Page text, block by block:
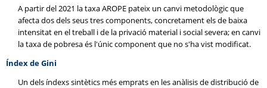
A partir del 2021 la taxa AROPE pateix un canvi metodològic que
afecta dos dels seus tres components, concretament els de baixa
intensitat en el treball i de la privació material i social severa; en canvi
la taxa de pobresa és l'únic component que no s'ha vist modificat.
Índex de Gini
Un dels índexs sintètics més emprats en les anàlisis de distribució de